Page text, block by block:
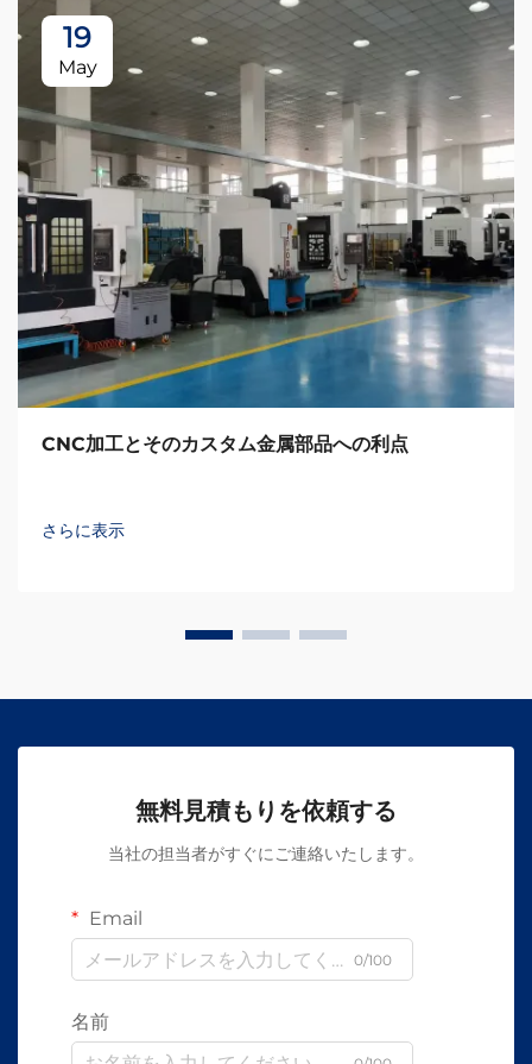
19
May
CNC加工とそのカスタム金属部品への利点
さらに表示
無料見積もりを依頼する
当社の担当者がすぐにご連絡いたします。
Email
0/100
名前